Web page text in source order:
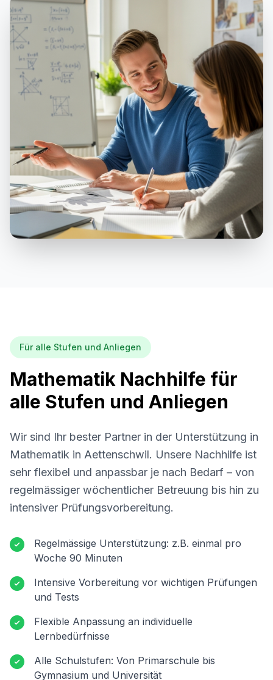
Für alle Stufen und Anliegen
Mathematik Nachhilfe für
alle Stufen und Anliegen
Wir sind Ihr bester Partner in der Unterstützung in
Mathematik in Aettenschwil. Unsere Nachhilfe ist
sehr flexibel und anpassbar je nach Bedarf – von
regelmässiger wöchentlicher Betreuung bis hin zu
intensiver Prüfungsvorbereitung.
Regelmässige Unterstützung: z.B. einmal pro
Woche 90 Minuten
Intensive Vorbereitung vor wichtigen Prüfungen
und Tests
Flexible Anpassung an individuelle
Lernbedürfnisse
Alle Schulstufen: Von Primarschule bis
Gymnasium und Universität